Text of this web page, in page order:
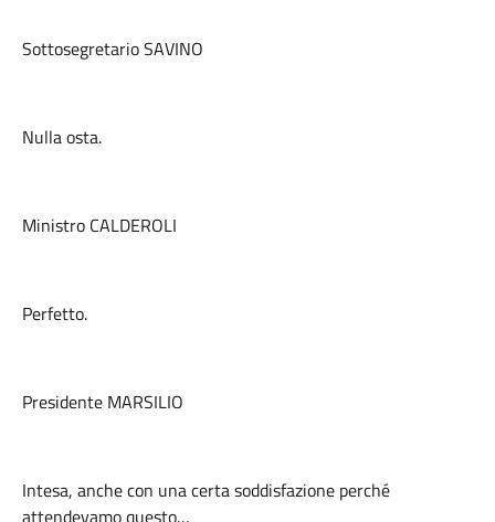
Sottosegretario SAVINO
Nulla osta.
Ministro CALDEROLI
Perfetto.
Presidente MARSILIO
Intesa, anche con una certa soddisfazione perché
attendevamo questo…